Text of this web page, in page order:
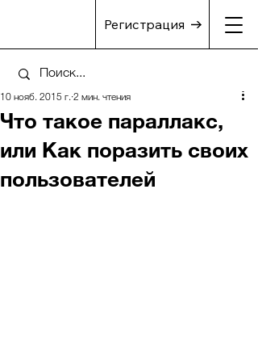
Регистрация
Что такое параллакс,
или Как поразить своих
пользователей
10 нояб. 2015 г. 2 мин. чтения